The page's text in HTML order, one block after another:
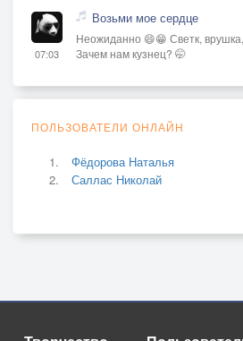
07:03
Возьми мое сердце
Неожиданно 😄😁 Светк,
Зачем нам кузнец? 🤭
ПОЛЬЗОВАТЕЛИ ОНЛАЙН
Фёдорова Наталья
Саллас Николай